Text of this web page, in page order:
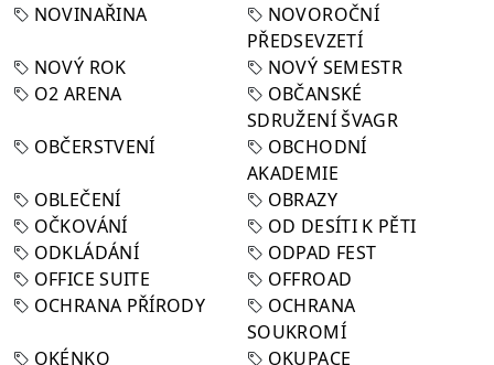
NOVINAŘINA
NOVOROČNÍ
PŘEDSEVZETÍ
NOVÝ ROK
NOVÝ SEMESTR
O2 ARENA
OBČANSKÉ
SDRUŽENÍ ŠVAGR
OBČERSTVENÍ
OBCHODNÍ
AKADEMIE
OBLEČENÍ
OBRAZY
OČKOVÁNÍ
OD DESÍTI K PĚTI
ODKLÁDÁNÍ
ODPAD FEST
OFFICE SUITE
OFFROAD
OCHRANA PŘÍRODY
OCHRANA
SOUKROMÍ
OKÉNKO
OKUPACE